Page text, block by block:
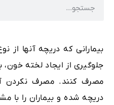
بیمارانی که دریچه آنها
جلوگیری از ایجاد لخته خون،
مصرف کنند. مصرف نکردن
دریچه شده و بیماران را با